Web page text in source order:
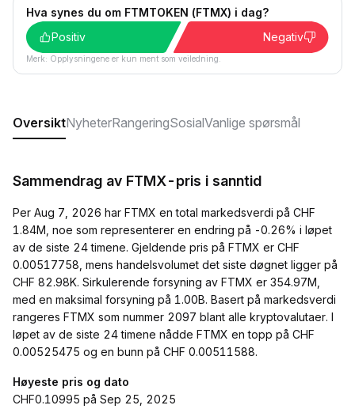
Hva synes du om FTMTOKEN (FTMX) i dag?
Positiv
Negativ
Merk: Opplysningene er kun ment som veiledning.
OversiktNyheterRangeringSosialVanlige spørsmål
Sammendrag av FTMX-pris i sanntid
Per Aug 7, 2026 har FTMX en total markedsverdi på CHF
1.84M, noe som representerer en endring på -0.26% i løpet
av de siste 24 timene. Gjeldende pris på FTMX er CHF
0.00517758, mens handelsvolumet det siste døgnet ligger på
CHF 82.98K. Sirkulerende forsyning av FTMX er 354.97M,
med en maksimal forsyning på 1.00B. Basert på markedsverdi
rangeres FTMX som nummer 2097 blant alle kryptovalutaer. I
løpet av de siste 24 timene nådde FTMX en topp på CHF
0.00525475 og en bunn på CHF 0.00511588.
Høyeste pris og dato
CHF0.10995 på Sep 25, 2025